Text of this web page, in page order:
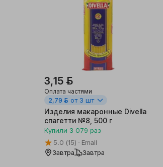
Обувь
Галантерея и
аксессуары
Товары для праздника
Уцененные товары
Новогодние товары
3,15 ƃ
Оплата частями
2,79 ƃ от 3 шт
Изделия макаронные Divella
спагетти №8, 500 г
Купили 3 079 раз
5.0 (15)
Emall
Завтра
Завтра